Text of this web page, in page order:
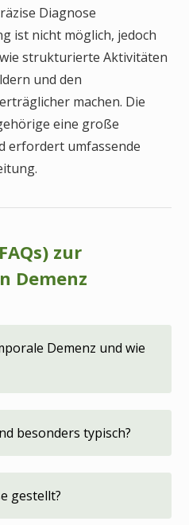
Diagnose
ist nicht möglich, jedoch
strukturierte Aktivitäten
und den
machen. Die
eine große
erfordert umfassende
zur
Demenz
Demenz und wie
besonders typisch?
gestellt?